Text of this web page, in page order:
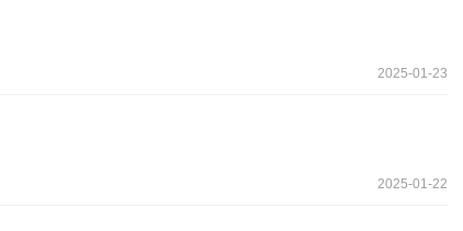
2025-01-23
2025-01-22